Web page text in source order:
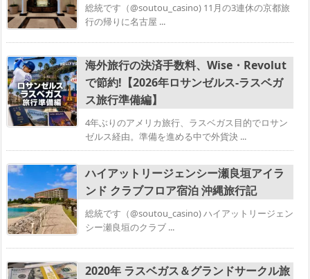
総統です（@soutou_casino) 11月の3連休の京都旅
行の帰りに名古屋 ...
海外旅行の決済手数料、Wise・Revolut
で節約!【2026年ロサンゼルス‐ラスベガ
ス旅行準備編】
4年ぶりのアメリカ旅行、ラスベガス目的でロサン
ゼルス経由。準備を進める中で外貨決 ...
ハイアットリージェンシー瀬良垣アイラ
ンド クラブフロア宿泊 沖縄旅行記
総統です（@soutou_casino) ハイアットリージェン
シー瀬良垣のクラブ ...
2020年 ラスベガス＆グランドサークル旅